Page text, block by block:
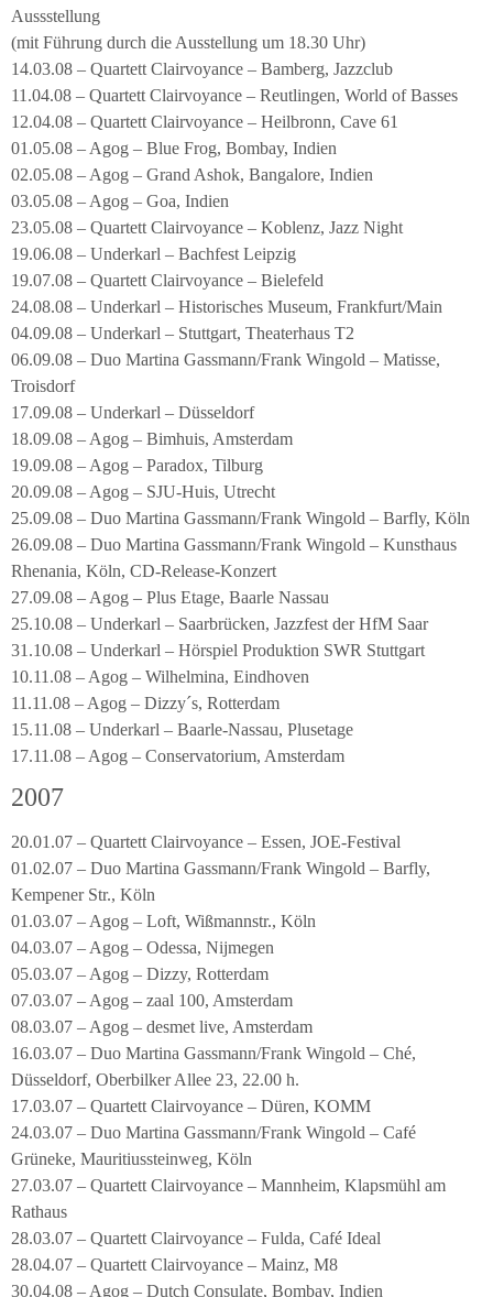
Aussstellung
(mit Führung durch die Ausstellung um 18.30 Uhr)
14.03.08 – Quartett Clairvoyance – Bamberg, Jazzclub
11.04.08 – Quartett Clairvoyance – Reutlingen, World of Basses
12.04.08 – Quartett Clairvoyance – Heilbronn, Cave 61
01.05.08 – Agog – Blue Frog, Bombay, Indien
02.05.08 – Agog – Grand Ashok, Bangalore, Indien
03.05.08 – Agog – Goa, Indien
23.05.08 – Quartett Clairvoyance – Koblenz, Jazz Night
19.06.08 – Underkarl – Bachfest Leipzig
19.07.08 – Quartett Clairvoyance – Bielefeld
24.08.08 – Underkarl – Historisches Museum, Frankfurt/Main
04.09.08 – Underkarl – Stuttgart, Theaterhaus T2
06.09.08 – Duo Martina Gassmann/Frank Wingold – Matisse,
Troisdorf
17.09.08 – Underkarl – Düsseldorf
18.09.08 – Agog – Bimhuis, Amsterdam
19.09.08 – Agog – Paradox, Tilburg
20.09.08 – Agog – SJU-Huis, Utrecht
25.09.08 – Duo Martina Gassmann/Frank Wingold – Barfly, Köln
26.09.08 – Duo Martina Gassmann/Frank Wingold – Kunsthaus
Rhenania, Köln, CD-Release-Konzert
27.09.08 – Agog – Plus Etage, Baarle Nassau
25.10.08 – Underkarl – Saarbrücken, Jazzfest der HfM Saar
31.10.08 – Underkarl – Hörspiel Produktion SWR Stuttgart
10.11.08 – Agog – Wilhelmina, Eindhoven
11.11.08 – Agog – Dizzy´s, Rotterdam
15.11.08 – Underkarl – Baarle-Nassau, Plusetage
17.11.08 – Agog – Conservatorium, Amsterdam
2007
20.01.07 – Quartett Clairvoyance – Essen, JOE-Festival
01.02.07 – Duo Martina Gassmann/Frank Wingold – Barfly,
Kempener Str., Köln
01.03.07 – Agog – Loft, Wißmannstr., Köln
04.03.07 – Agog – Odessa, Nijmegen
05.03.07 – Agog – Dizzy, Rotterdam
07.03.07 – Agog – zaal 100, Amsterdam
08.03.07 – Agog – desmet live, Amsterdam
16.03.07 – Duo Martina Gassmann/Frank Wingold – Ché,
Düsseldorf, Oberbilker Allee 23, 22.00 h.
17.03.07 – Quartett Clairvoyance – Düren, KOMM
24.03.07 – Duo Martina Gassmann/Frank Wingold – Café
Grüneke, Mauritiussteinweg, Köln
27.03.07 – Quartett Clairvoyance – Mannheim, Klapsmühl am
Rathaus
28.03.07 – Quartett Clairvoyance – Fulda, Café Ideal
28.04.07 – Quartett Clairvoyance – Mainz, M8
30.04.08 – Agog – Dutch Consulate, Bombay, Indien